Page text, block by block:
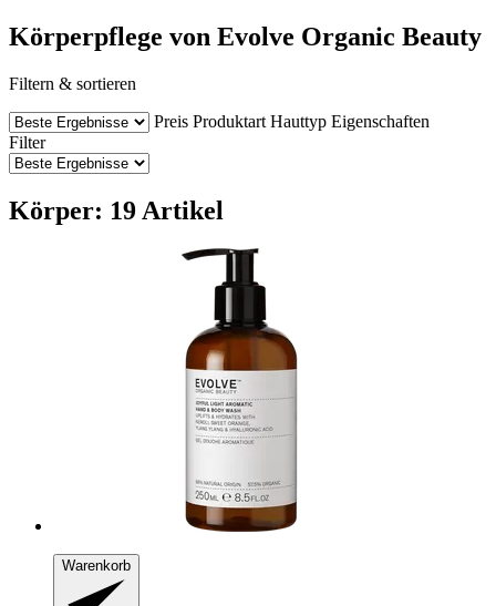
Körperpflege von Evolve Organic Beauty
Filtern & sortieren
Preis Produktart Hauttyp Eigenschaften
Filter
Körper: 19 Artikel
Warenkorb